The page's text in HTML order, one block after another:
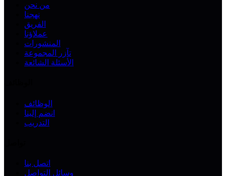
من نحن
نهجنا
الفريق
عملاؤنا
المنشورات
تآزر المجموعة
الأسئلة الشائعة
الوظائف
انضم إلينا
التدريب
اتصل بنا
وسائل التواصل